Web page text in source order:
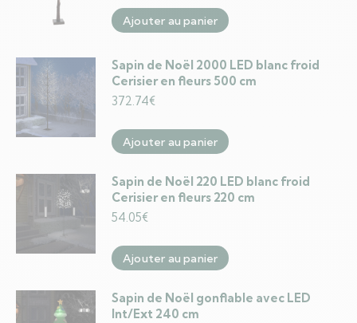
Ajouter au panier
Sapin de Noël 2000 LED blanc froid
Cerisier en fleurs 500 cm
372.74€
Ajouter au panier
Sapin de Noël 220 LED blanc froid
Cerisier en fleurs 220 cm
54.05€
Ajouter au panier
Sapin de Noël gonflable avec LED
Int/Ext 240 cm